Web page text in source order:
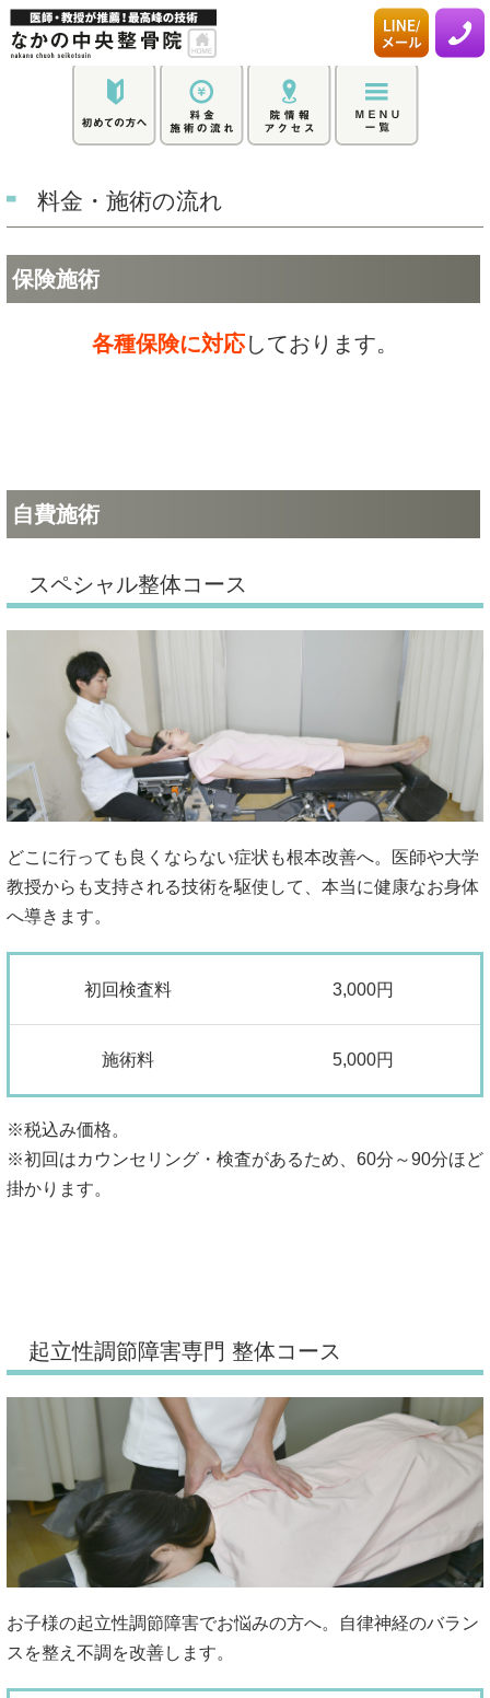
料金・施術の流れ
保険施術
各種保険に対応しております。
自費施術
スペシャル整体コース
どこに行っても良くならない症状も根本改善へ。医師や大学
教授からも支持される技術を駆使して、本当に健康なお身体
へ導きます。
初回検査料 3,000円
施術料 5,000円
※税込み価格。
※初回はカウンセリング・検査があるため、60分～90分ほど
掛かります。
起立性調節障害専門 整体コース
お子様の起立性調節障害でお悩みの方へ。自律神経のバラン
スを整え不調を改善します。